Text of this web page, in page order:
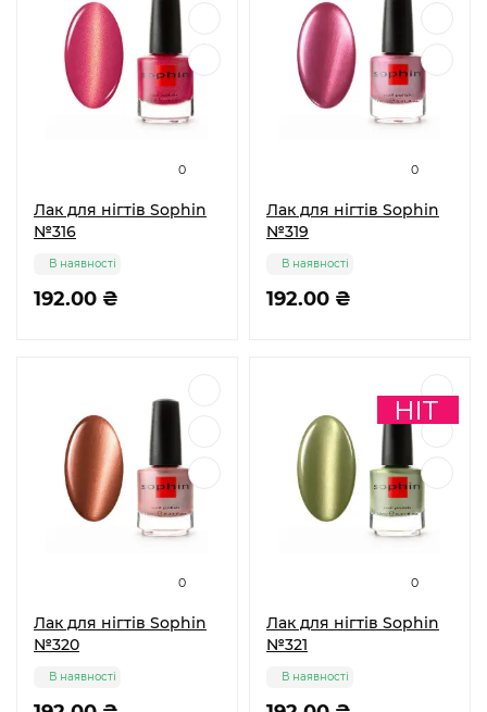
0
Лак для нігтів Sophin
№316
192.00 ₴
В наявності
0
Лак для нігтів Sophin
№319
192.00 ₴
В наявності
0
Лак для нігтів Sophin
№320
В наявності
0
Лак для нігтів Sophin
№321
В наявності